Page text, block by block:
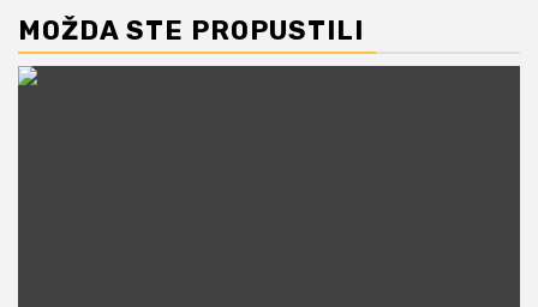
MOŽDA STE PROPUSTILI